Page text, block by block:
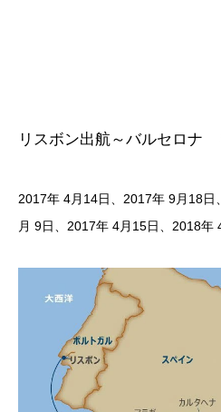
リスボン出航～バルセロナ
2017年 4月14日、2017年 9月18
月 9日、2017年 4月15日、​2018年